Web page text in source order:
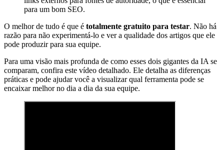
para um bom SEO.
O melhor de tudo é que é totalmente gratuito para testar. Não há
razão para não experimentá-lo e ver a qualidade dos artigos que ele
pode produzir para sua equipe.
Para uma visão mais profunda de como esses dois gigantes da IA se
comparam, confira este vídeo detalhado. Ele detalha as diferenças
práticas e pode ajudar você a visualizar qual ferramenta pode se
encaixar melhor no dia a dia da sua equipe.